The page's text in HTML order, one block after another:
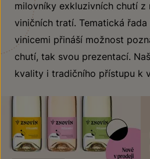
milovníky exkluzivních chutí z
viničních tratí. Tematická
vinicemi přináší možnost
chutí, tak svou prezentací.
kvality i tradičního přístupu k